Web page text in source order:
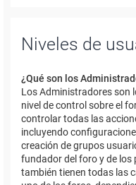
Niveles de
¿Qué son los
Los Administradores son
nivel de control sobre el
controlar todas las
incluyendo
creación de grupos
fundador del foro y de los
también tienen todas las